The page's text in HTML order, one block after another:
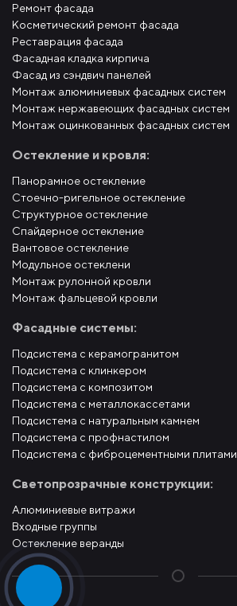
Ремонт фасада
Косметический ремонт фасада
Реставрация фасада
Фасадная кладка кирпича
Фасад из сэндвич панелей
Монтаж алюминиевых фасадных систем
Монтаж нержавеющих фасадных систем
Монтаж оцинкованных фасадных систем
Остекление и кровля:
Панорамное остекление
Стоечно-ригельное остекление
Структурное остекление
Спайдерное остекление
Вантовое остекление
Модульное остеклени
Монтаж рулонной кровли
Монтаж фальцевой кровли
Фасадные системы:
Подсистема с керамогранитом
Подсистема с клинкером
Подсистема с композитом
Подсистема с металлокассетами
Подсистема с натуральным камнем
Подсистема с профнастилом
Подсистема с фиброцементными плитами
Светопрозрачные конструкции:
Алюминиевые витражи
Входные группы
Остекление веранды